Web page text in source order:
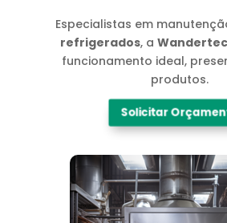
Especialistas em
refrigerados, aWandertec
funcionamento ideal,
produtos.
Solicitar